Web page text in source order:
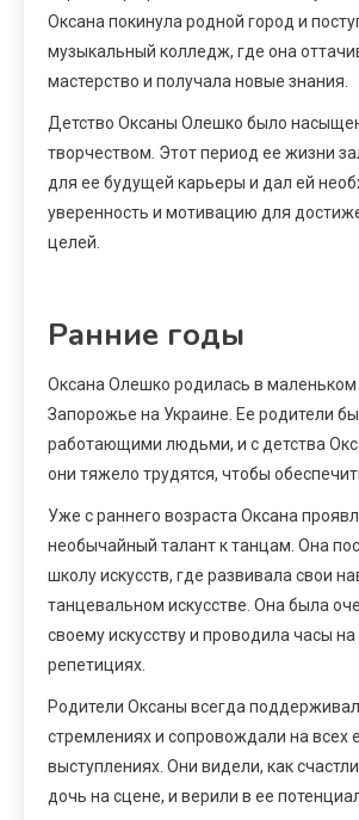
Оксана покинула родной город и
музыкальный колледж, где она
мастерство и получала новые знания.
Детство Оксаны Олешко было
творчеством. Этот период ее жизни
для ее будущей карьеры и дал ей
уверенность и мотивацию для
целей.
Ранние годы
Оксана Олешко родилась в маленьком
Запорожье на Украине. Ее родители
работающими людьми, и с детства
они тяжело трудятся, чтобы
Уже с раннего возраста Оксана
необычайный талант к танцам. Она
школу искусств, где развивала свои
танцевальном искусстве. Она была
своему искусству и проводила часы
репетициях.
Родители Оксаны всегда
стремлениях и сопровождали на всех
выступлениях. Они видели, как
дочь на сцене, и верили в ее